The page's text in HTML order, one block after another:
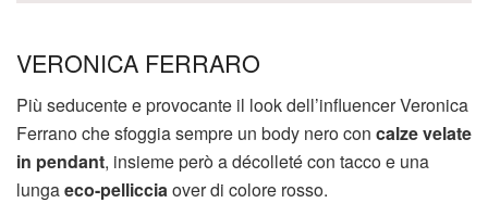
VERONICA FERRARO
Più seducente e provocante il look dell’influencer Veronica
Ferrano che sfoggia sempre un body nero con calze velate
in pendant, insieme però a décolleté con tacco e una
lungaeco-pelliccia over di colore rosso.